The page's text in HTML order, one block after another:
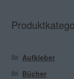
Aufkleber
Bücher